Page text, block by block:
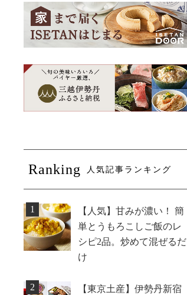
Ranking 人気記事ランキング
1
【人気】甘みが濃い！ 簡
単とうもろこしご飯のレ
シピ2品。炒めて混ぜるだ
け
2
【東京土産】伊勢丹新宿